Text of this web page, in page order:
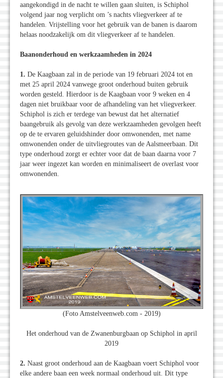
aangekondigd in de nacht te willen gaan sluiten, is Schiphol
volgend jaar nog verplicht om ’s nachts vliegverkeer af te
handelen. Vrijstelling voor het gebruik van de banen is daarom
helaas noodzakelijk om dit vliegverkeer af te handelen.
Baanonderhoud en werkzaamheden in 2024
1. De Kaagbaan zal in de periode van 19 februari 2024 tot en
met 25 april 2024 vanwege groot onderhoud buiten gebruik
worden gesteld. Hierdoor is de Kaagbaan voor 9 weken en 4
dagen niet bruikbaar voor de afhandeling van het vliegverkeer.
Schiphol is zich er terdege van bewust dat het alternatief
baangebruik als gevolg van deze werkzaamheden gevolgen heeft
op de te ervaren geluidshinder door omwonenden, met name
omwonenden onder de uitvliegroutes van de Aalsmeerbaan. Dit
type onderhoud zorgt er echter voor dat de baan daarna voor 7
jaar weer ingezet kan worden en minimaliseert de overlast voor
omwonenden.
(Foto Amstelveenweb.com - 2019)
Het onderhoud van de Zwanenburgbaan op Schiphol in april
2019
2. Naast groot onderhoud aan de Kaagbaan voert Schiphol voor
elke andere baan een week normaal onderhoud uit. Dit type